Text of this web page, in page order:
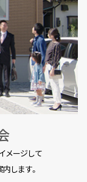
メージして
します。